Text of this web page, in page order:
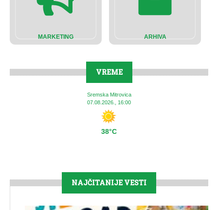
MARKETING ARHIVA
VREME
Sremska Mitrovica
07.08.2026., 16:00
38°C
NAJČITANIJE VESTI